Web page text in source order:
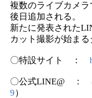
複数のライブカメ
後日追加される。
新たに発表された
カット撮影が始まる
〇特設サイト ：
〇公式LINE@ ：
9）